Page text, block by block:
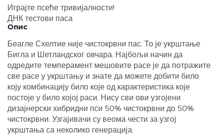
Играјте псеће тривијалности!
ДНК тестови паса
Опис
Беагле Схелтие није чистокрвни пас. То је укрштање
Бигла и Шетландског овчара. Најбољи начин да
одредите темперамент мешовите расе је да потражите
све расе у укрштању и знате да можете добити било
коју комбинацију било које од карактеристика које
постоје у било којој раси. Нису сви ови узгојени
дизајнерски хибридни пси 50% чистокрвни до 50%
чистокрвни. Узгајивачи су веома чести за узгој
укрштања са неколико генерација.